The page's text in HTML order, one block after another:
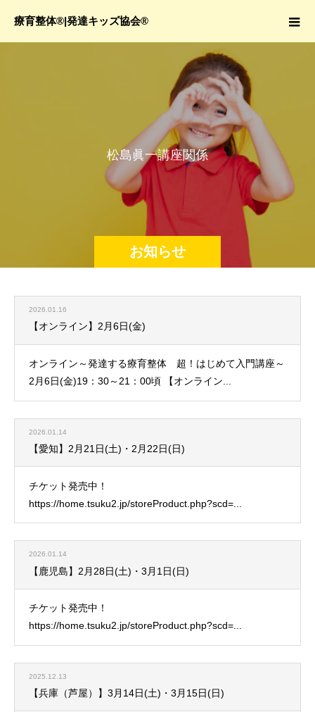
療育整体®|発達キッズ協会®
お知らせ
松島 眞一講座関係
2026.01.16
【オンライン】2月6日(金)
オンライン～発達する療育整体 超！はじめて入門講座～
2月6日(金)19：30～21：00頃 【オンライン...
2026.01.14
【愛知】2月21日(土)・2月22日(日)
チケット発売中！
https://home.tsuku2.jp/storeProduct.php?scd=...
2026.01.14
【鹿児島】2月28日(土)・3月1日(日)
チケット発売中！
https://home.tsuku2.jp/storeProduct.php?scd=...
2025.12.13
【兵庫（芦屋）】3月14日(土)・3月15日(日)